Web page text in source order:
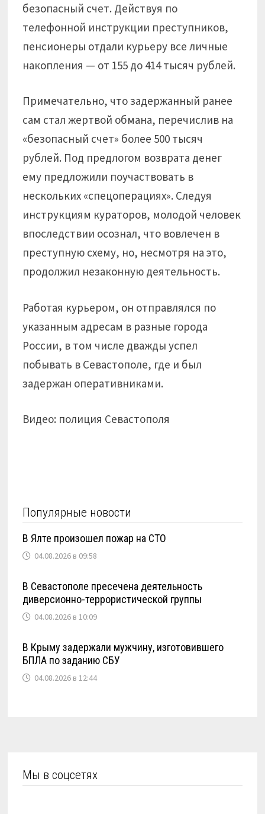
безопасный счет. Действуя по
телефонной инструкции преступников,
пенсионеры отдали курьеру все личные
накопления — от 155 до 414 тысяч рублей.
Примечательно, что задержанный ранее
сам стал жертвой обмана, перечислив на
«безопасный счет» более 500 тысяч
рублей. Под предлогом возврата денег
ему предложили поучаствовать в
нескольких «спецоперациях». Следуя
инструкциям кураторов, молодой человек
впоследствии осознал, что вовлечен в
преступную схему, но, несмотря на это,
продолжил незаконную деятельность.
Работая курьером, он отправлялся по
указанным адресам в разные города
России, в том числе дважды успел
побывать в Севастополе, где и был
задержан оперативниками.
Видео: полиция Севастополя
Популярные новости
В Ялте произошел пожар на СТО
04.08.2026 в 09:58
В Севастополе пресечена деятельность
диверсионно-террористической группы
04.08.2026 в 10:09
В Крыму задержали мужчину, изготовившего
БПЛА по заданию СБУ
04.08.2026 в 12:44
Мы в соцсетях